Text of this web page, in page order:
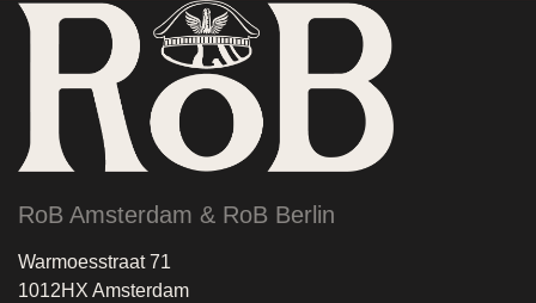
RoB Amsterdam & RoB Berlin
Warmoesstraat 71
1012HX Amsterdam